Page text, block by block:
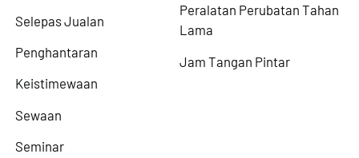
Selepas Jualan
Penghantaran
Keistimewaan
Sewaan
Seminar
Peralatan Perubatan Tahan
Lama
Jam Tangan Pintar